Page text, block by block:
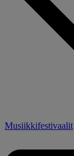
Musiikkifestivaalit